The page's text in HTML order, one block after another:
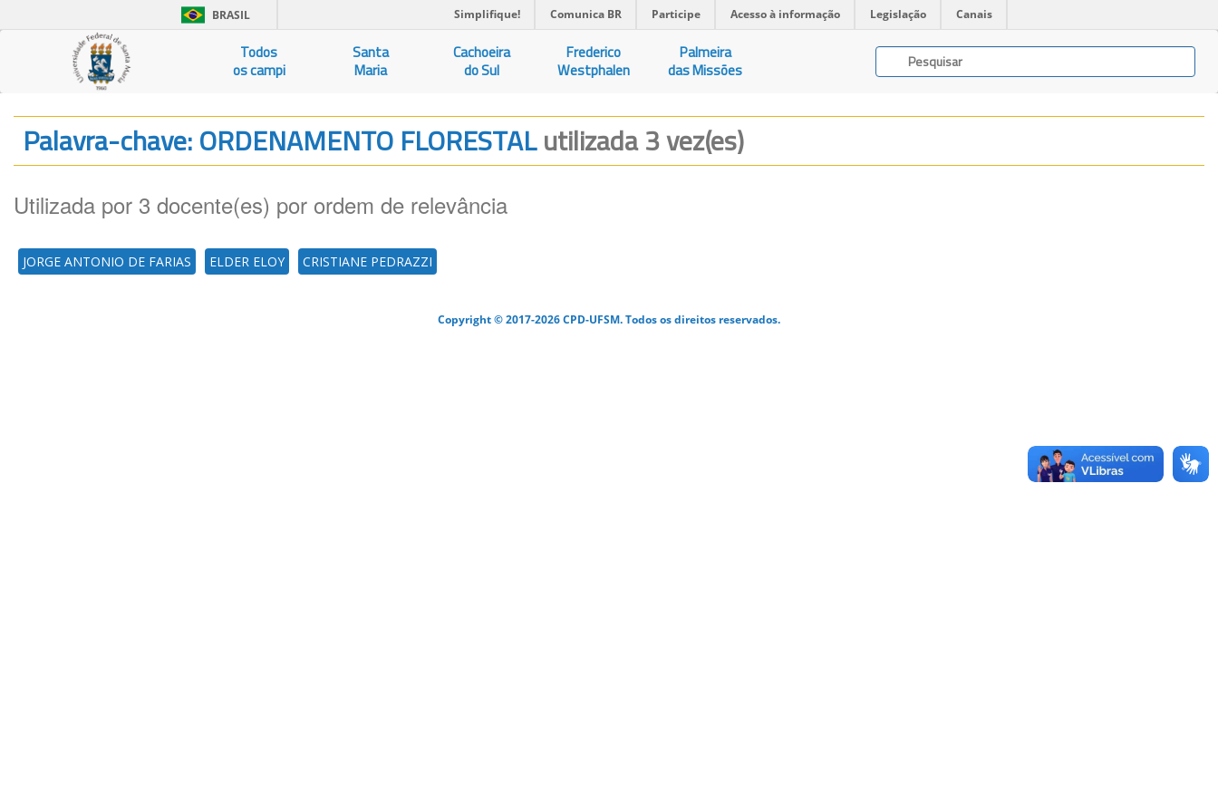
BRASIL Simplifique! Comunica BR Participe Acesso à informação Legislação Canais
Todos
os campi
Santa
Maria
Cachoeira
do Sul
Frederico
Westphalen
Palmeira
das Missões
Palavra-chave: ORDENAMENTO FLORESTALutilizada 3 vez(es)
Utilizada por 3 docente(es) por ordem de relevância
JORGE ANTONIO DE FARIAS ELDER ELOY CRISTIANE PEDRAZZI
Copyright © 2017-2026 CPD-UFSM. Todos os direitos reservados.